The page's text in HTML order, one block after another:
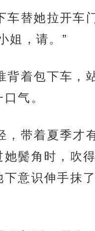
车替她拉开车
姐，请。”
背着包下车，
气。
，带着夏季才
她鬓角时，吹
下意识伸手抹